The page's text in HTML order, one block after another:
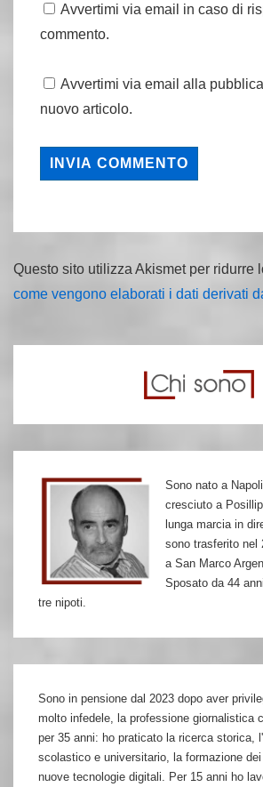
Avvertimi via email in caso di
commento.
Avvertimi via email alla
nuovo articolo.
Questo sito utilizza Akismet per ridurre
come vengono elaborati i dati derivati
Sono nato a
cresciuto a
lunga marcia in
sono trasferito nel
a San Marco
Sposato da 44
tre nipoti.
Sono in pensione dal 2023 dopo aver
molto infedele, la professione giornalistica
per 35 anni: ho praticato la ricerca storica,
scolastico e universitario, la formazione
nuove tecnologie digitali. Per 15 anni ho